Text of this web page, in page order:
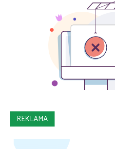
REKLAMA